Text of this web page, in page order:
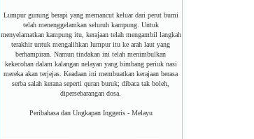
Lumpur gunung berapi yang memancut keluar dari perut bumi
telah menenggelamkan seluruh kampung. Untuk
menyelamatkan kampung itu, kerajaan telah mengambil langkah
terakhir untuk mengalihkan lumpur itu ke arah laut yang
berhampiran. Namun tindakan ini telah menimbulkan
kekecohan dalam kalangan nelayan yang bimbang periuk nasi
mereka akan terjejas. Keadaan ini membuatkan kerajaan berasa
serba salah kerana seperti quran buruk; dibaca tak boleh,
dipersebarangan dosa.
Peribahasa dan Ungkapan Inggeris - Melayu